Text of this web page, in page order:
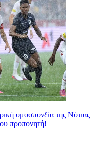
ομοσπονδία της Νότιας
προπονητή!